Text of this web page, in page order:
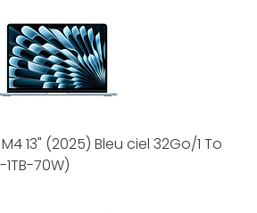
13" (2025) Bleu ciel 32Go/1 To
70W)